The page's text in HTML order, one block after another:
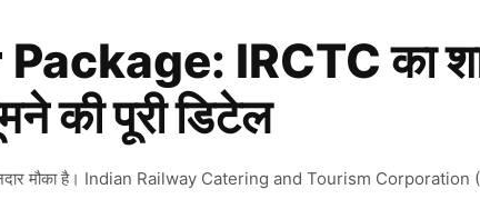
IRCTC का
की पूरी डिटेल
मौका है। Indian Railway Catering and Tourism Corporation